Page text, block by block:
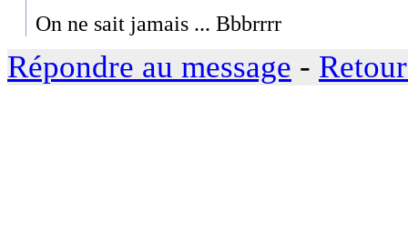
On ne sait jamais ... Bbbrrrr
Répondre au message -